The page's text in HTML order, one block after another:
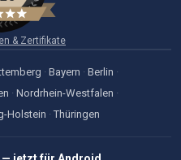
& Zertifikate
· Bayern · Berlin ·
· Nordrhein-Westfalen ·
Holstein · Thüringen